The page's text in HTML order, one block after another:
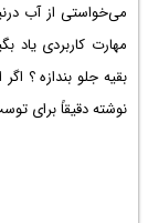
می‌خواستی از آب
مهارت کاربردی یاد
بقیه جلو بندازه ؟
نوشته دقیقاً برای